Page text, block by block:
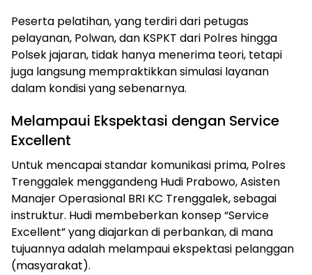
​Peserta pelatihan, yang terdiri dari petugas
pelayanan, Polwan, dan KSPKT dari Polres hingga
Polsek jajaran, tidak hanya menerima teori, tetapi
juga langsung mempraktikkan simulasi layanan
dalam kondisi yang sebenarnya.
​Melampaui Ekspektasi dengan Service
Excellent
​Untuk mencapai standar komunikasi prima, Polres
Trenggalek menggandeng Hudi Prabowo, Asisten
Manajer Operasional BRI KC Trenggalek, sebagai
instruktur. Hudi membeberkan konsep “Service
Excellent” yang diajarkan di perbankan, di mana
tujuannya adalah melampaui ekspektasi pelanggan
(masyarakat).